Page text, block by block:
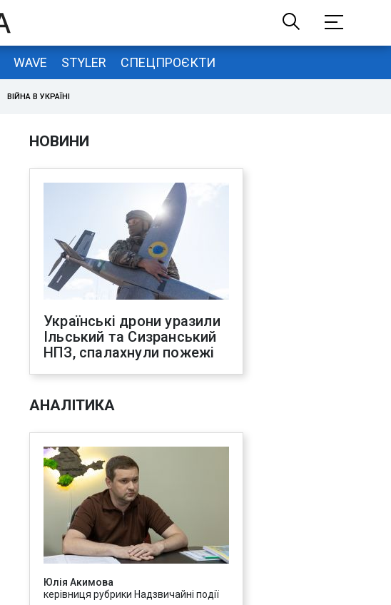
WAVE STYLER СПЕЦПРОЄКТИ
ВІЙНА В УКРАЇНІ
НОВИНИ
Українські дрони уразили
Ільський та Сизранський
НПЗ, спалахнули пожежі
АНАЛІТИКА
Юлія Акимова
керівниця рубрики Надзвичайні події